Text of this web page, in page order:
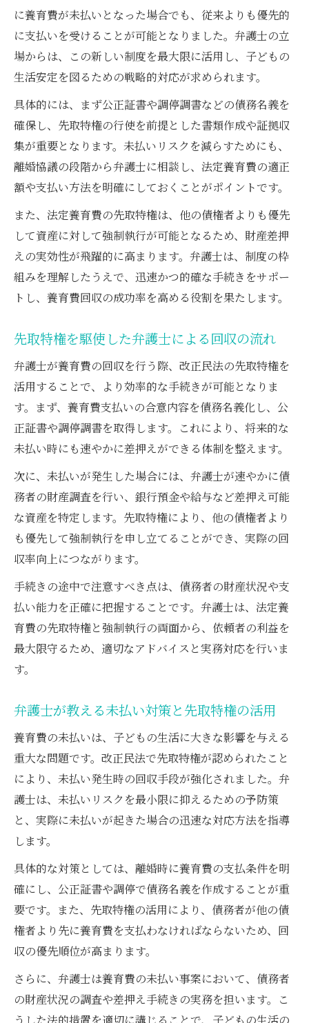
に養育費が未払いとなった場合でも、従来よりも優先的
に支払いを受けることが可能となりました。弁護士の立
場からは、この新しい制度を最大限に活用し、子どもの
生活安定を図るための戦略的対応が求められます。
具体的には、まず公正証書や調停調書などの債務名義を
確保し、先取特権の行使を前提とした書類作成や証拠収
集が重要となります。未払いリスクを減らすためにも、
離婚協議の段階から弁護士に相談し、法定養育費の適正
額や支払い方法を明確にしておくことがポイントです。
また、法定養育費の先取特権は、他の債権者よりも優先
して資産に対して強制執行が可能となるため、財産差押
えの実効性が飛躍的に高まります。弁護士は、制度の枠
組みを理解したうえで、迅速かつ的確な手続きをサポー
トし、養育費回収の成功率を高める役割を果たします。
先取特権を駆使した弁護士による回収の流れ
弁護士が養育費の回収を行う際、改正民法の先取特権を
活用することで、より効率的な手続きが可能となりま
す。まず、養育費支払いの合意内容を債務名義化し、公
正証書や調停調書を取得します。これにより、将来的な
未払い時にも速やかに差押えができる体制を整えます。
次に、未払いが発生した場合には、弁護士が速やかに債
務者の財産調査を行い、銀行預金や給与など差押え可能
な資産を特定します。先取特権により、他の債権者より
も優先して強制執行を申し立てることができ、実際の回
収率向上につながります。
手続きの途中で注意すべき点は、債務者の財産状況や支
払い能力を正確に把握することです。弁護士は、法定養
育費の先取特権と強制執行の両面から、依頼者の利益を
最大限守るため、適切なアドバイスと実務対応を行いま
す。
弁護士が教える未払い対策と先取特権の活用
養育費の未払いは、子どもの生活に大きな影響を与える
重大な問題です。改正民法で先取特権が認められたこと
により、未払い発生時の回収手段が強化されました。弁
護士は、未払いリスクを最小限に抑えるための予防策
と、実際に未払いが起きた場合の迅速な対応方法を指導
します。
具体的な対策としては、離婚時に養育費の支払条件を明
確にし、公正証書や調停で債務名義を作成することが重
要です。また、先取特権の活用により、債務者が他の債
権者より先に養育費を支払わなければならないため、回
収の優先順位が高まります。
さらに、弁護士は養育費の未払い事案において、債務者
の財産状況の調査や差押え手続きの実務を担います。こ
うした法的措置を適切に講じることで、子どもの生活の